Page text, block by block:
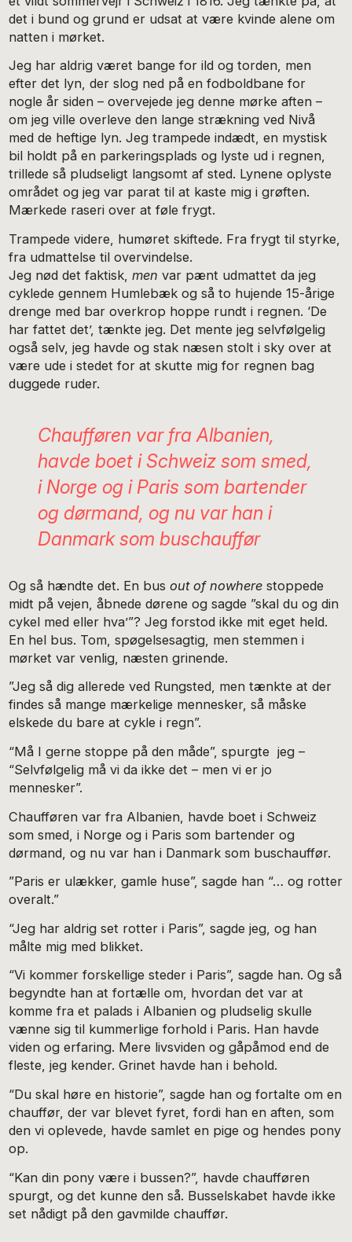
det i bund og grund er udsat at være kvinde alene om
natten i mørket.
Jeg har aldrig været bange for ild og torden, men
efter det lyn, der slog ned på en fodboldbane for
nogle år siden – overvejede jeg denne mørke aften –
om jeg ville overleve den lange strækning ved Nivå
med de heftige lyn. Jeg trampede indædt, en mystisk
bil holdt på en parkeringsplads og lyste ud i regnen,
trillede så pludseligt langsomt af sted. Lynene oplyste
området og jeg var parat til at kaste mig i grøften.
Mærkede raseri over at føle frygt.
Trampede videre, humøret skiftede. Fra frygt til styrke,
fra udmattelse til overvindelse.
Jeg nød det faktisk,menvar pænt udmattet da jeg
cyklede gennem Humlebæk og så to hujende 15-årige
drenge med bar overkrop hoppe rundt i regnen. ‘De
har fattet det’, tænkte jeg. Det mente jeg selvfølgelig
også selv, jeg havde og stak næsen stolt i sky over at
være ude i stedet for at skutte mig for regnen bag
duggede ruder. ​
Chaufføren var fra Albanien,
havde boet i Schweiz som smed,
i Norge og i Paris som bartender
og dørmand, og nu var han i
Danmark som buschauffør
Og så hændte det. En busout of nowherestoppede
midt på vejen, åbnede dørene og sagde ”skal du og din
cykel med eller hva’”? Jeg forstod ikke mit eget held.
En hel bus. Tom, spøgelsesagtig, men stemmen i
mørket var venlig, næsten grinende.
”Jeg så dig allerede ved Rungsted, men tænkte at der
findes så mange mærkelige mennesker, så måske
elskede du bare at cykle i regn”.
“Må I gerne stoppe på den måde”, spurgte jeg –
“Selvfølgelig må vi da ikke det – men vi er jo
mennesker”.
Chaufføren var fra Albanien, havde boet i Schweiz
som smed, i Norge og i Paris som bartender og
dørmand, og nu var han i Danmark som buschauffør.
”Paris er ulækker, gamle huse”, sagde han “… og rotter
overalt.”
“Jeg har aldrig set rotter i Paris”, sagde jeg, og han
målte mig med blikket.
“Vi kommer forskellige steder i Paris”, sagde han. Og så
begyndte han at fortælle om, hvordan det var at
komme fra et palads i Albanien og pludselig skulle
vænne sig til kummerlige forhold i Paris. Han havde
viden og erfaring. Mere livsviden og gåpåmod end de
fleste, jeg kender. Grinet havde han i behold.
“Du skal høre en historie”, sagde han og fortalte om en
chauffør, der var blevet fyret, fordi han en aften, som
den vi oplevede, havde samlet en pige og hendes pony
op.
“Kan din pony være i bussen?”, havde chaufføren
spurgt, og det kunne den så. Busselskabet havde ikke
set nådigt på den gavmilde chauffør.